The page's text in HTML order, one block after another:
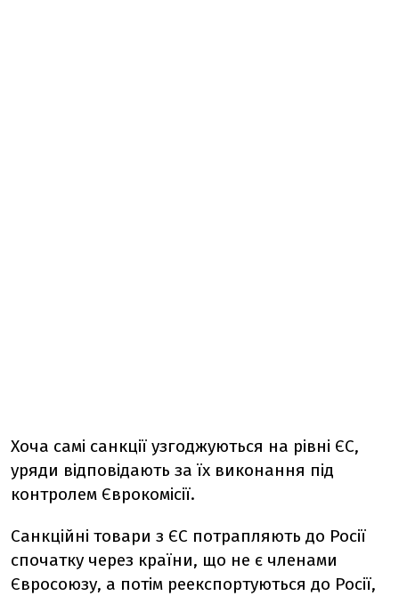
Хоча самі санкції узгоджуються на рівні ЄС,
уряди відповідають за їх виконання під
контролем Єврокомісії.
Санкційні товари з ЄС потрапляють до Росії
спочатку через країни, що не є членами
Євросоюзу, а потім реекспортуються до Росії,